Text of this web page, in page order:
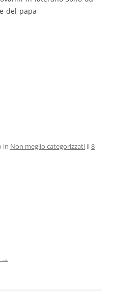
del-papa
in Non meglio categorizzati il8
→